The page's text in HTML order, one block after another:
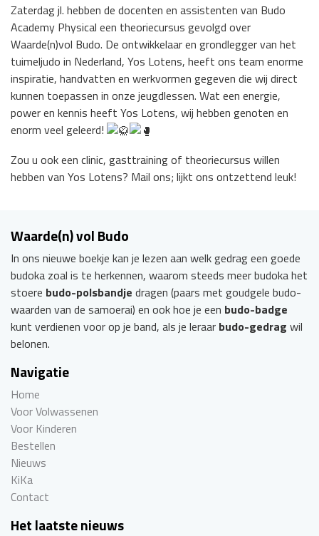
Zaterdag jl. hebben de docenten en assistenten van Budo
Academy Physical een theoriecursus gevolgd over
Waarde(n)vol Budo. De ontwikkelaar en grondlegger van het
tuimeljudo in Nederland, Yos Lotens, heeft ons team enorme
inspiratie, handvatten en werkvormen gegeven die wij direct
kunnen toepassen in onze jeugdlessen. Wat een energie,
power en kennis heeft Yos Lotens, wij hebben genoten en
enorm veel geleerd!
Zou u ook een clinic, gasttraining of theoriecursus willen
hebben van Yos Lotens? Mail ons; lijkt ons ontzettend leuk!
Waarde(n) vol Budo
In ons nieuwe boekje kan je lezen aan welk gedrag een goede
budoka zoal is te herkennen, waarom steeds meer budoka het
stoere budo-polsbandje dragen (paars met goudgele budo-
waarden van de samoerai) en ook hoe je een budo-badge
kunt verdienen voor op je band, als je leraar budo-gedrag wil
belonen.
Navigatie
Home
Voor Volwassenen
Voor Kinderen
Bestellen
Nieuws
KiKa
Contact
Het laatste nieuws